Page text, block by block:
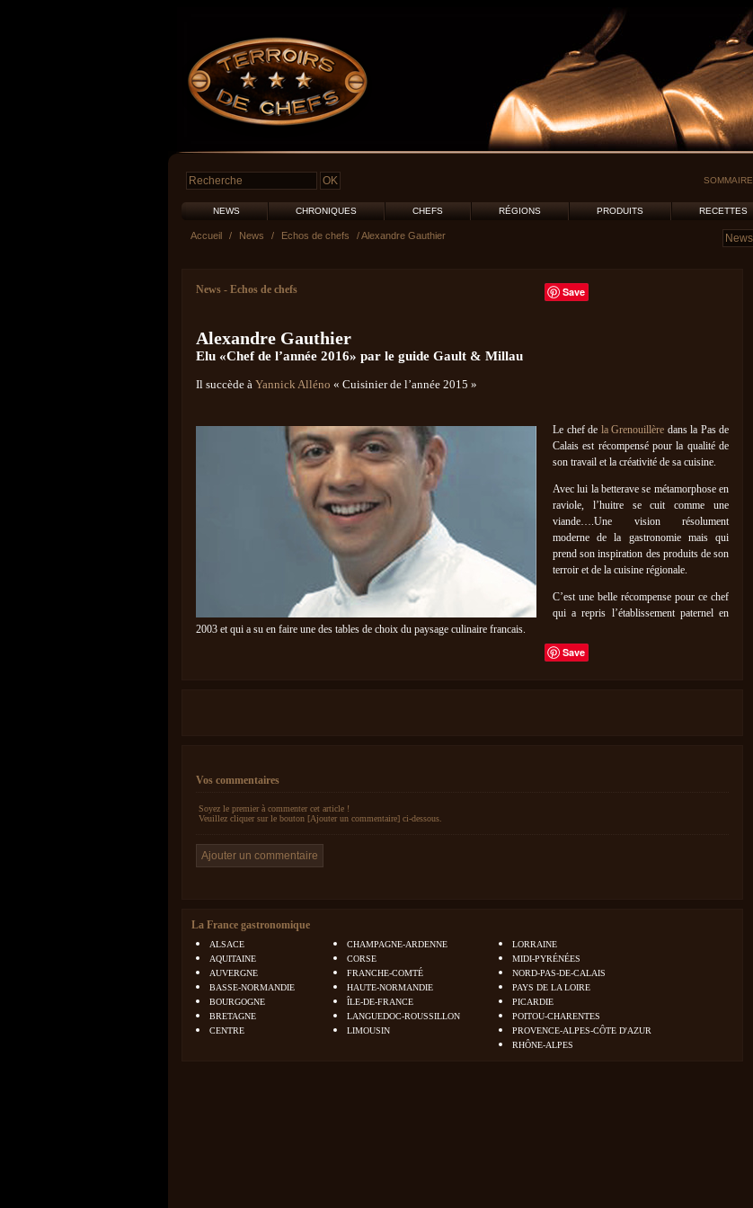
SOMMAIRE
NEWS CHRONIQUES CHEFS RÉGIONS PRODUITS RECETTES
Accueil / News / Echos de chefs / Alexandre Gauthier
Save
News - Echos de chefs
Alexandre Gauthier
Elu «Chef de l’année 2016» par le guide Gault & Millau
Il succède à Yannick Alléno « Cuisinier de l’année 2015 »
Le chef de la Grenouillère dans la Pas de
Calais est récompensé pour la qualité de
son travail et la créativité de sa cuisine.
Avec lui la betterave se métamorphose en
raviole, l’huitre se cuit comme une
viande….Une vision résolument
moderne de la gastronomie mais qui
prend son inspiration des produits de son
terroir et de la cuisine régionale.
C’est une belle récompense pour ce chef
qui a repris l’établissement paternel en
2003 et qui a su en faire une des tables de choix du paysage culinaire francais.
Save
Vos commentaires
Soyez le premier à commenter cet article !
Veuillez cliquer sur le bouton [Ajouter un commentaire] ci-dessous.
La France gastronomique
ALSACE
AQUITAINE
AUVERGNE
BASSE-NORMANDIE
BOURGOGNE
BRETAGNE
CENTRE
CHAMPAGNE-ARDENNE
CORSE
FRANCHE-COMTÉ
HAUTE-NORMANDIE
ÎLE-DE-FRANCE
LANGUEDOC-ROUSSILLON
LIMOUSIN
LORRAINE
MIDI-PYRÉNÉES
NORD-PAS-DE-CALAIS
PAYS DE LA LOIRE
PICARDIE
POITOU-CHARENTES
PROVENCE-ALPES-CÔTE D'AZUR
RHÔNE-ALPES